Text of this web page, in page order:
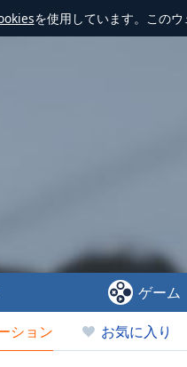
を使用しています。この
ション お気に入り
ゲーム